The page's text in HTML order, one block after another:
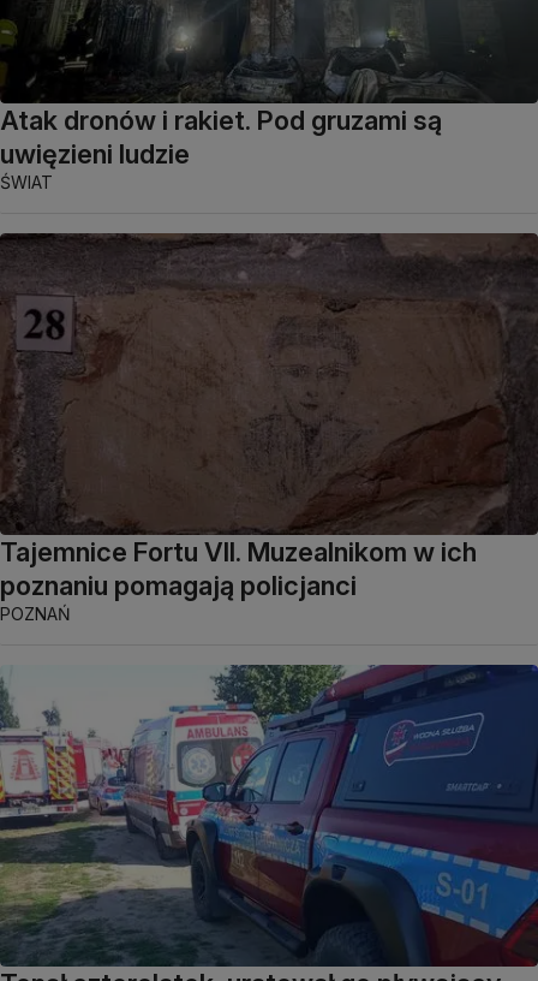
Atak dronów i rakiet. Pod gruzami są
uwięzieni ludzie
ŚWIAT
Tajemnice Fortu VII. Muzealnikom w ich
poznaniu pomagają policjanci
POZNAŃ